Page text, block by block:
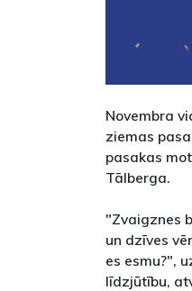
Novembra
ziemas
pasakas
Tālberga.
"Zvaigznes
un dzīves
es esmu?",
līdzjūtību,